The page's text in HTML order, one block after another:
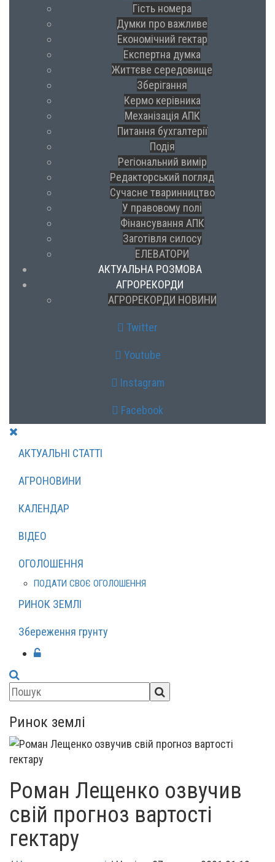
Гість номера
Думки про важливе
Економічний гектар
Експертна думка
Життєве середовище
Зберігання
Кермо керівника
Механізація АПК
Питання бухгалтерії
Подія
Регіональний вимір
Редакторський погляд
Сучасне тваринництво
У правовому полі
Фінансування АПК
Заготівля силосу
ЕЛЕВАТОРИ
АКТУАЛЬНА РОЗМОВА
АГРОРЕКОРДИ
АГРОРЕКОРДИ НОВИНИ
Twitter
Youtube
Instagram
Facebook
АКТУАЛЬНІ СТАТТІ
АГРОНОВИНИ
КАЛЕНДАР
ВІДЕО
ОГОЛОШЕННЯ
ПОДАТИ СВОЄ ОГОЛОШЕННЯ
РИНОК ЗЕМЛІ
Збереження грунту
Ринок землі
Роман Лещенко озвучив
свій прогноз вартості
гектару